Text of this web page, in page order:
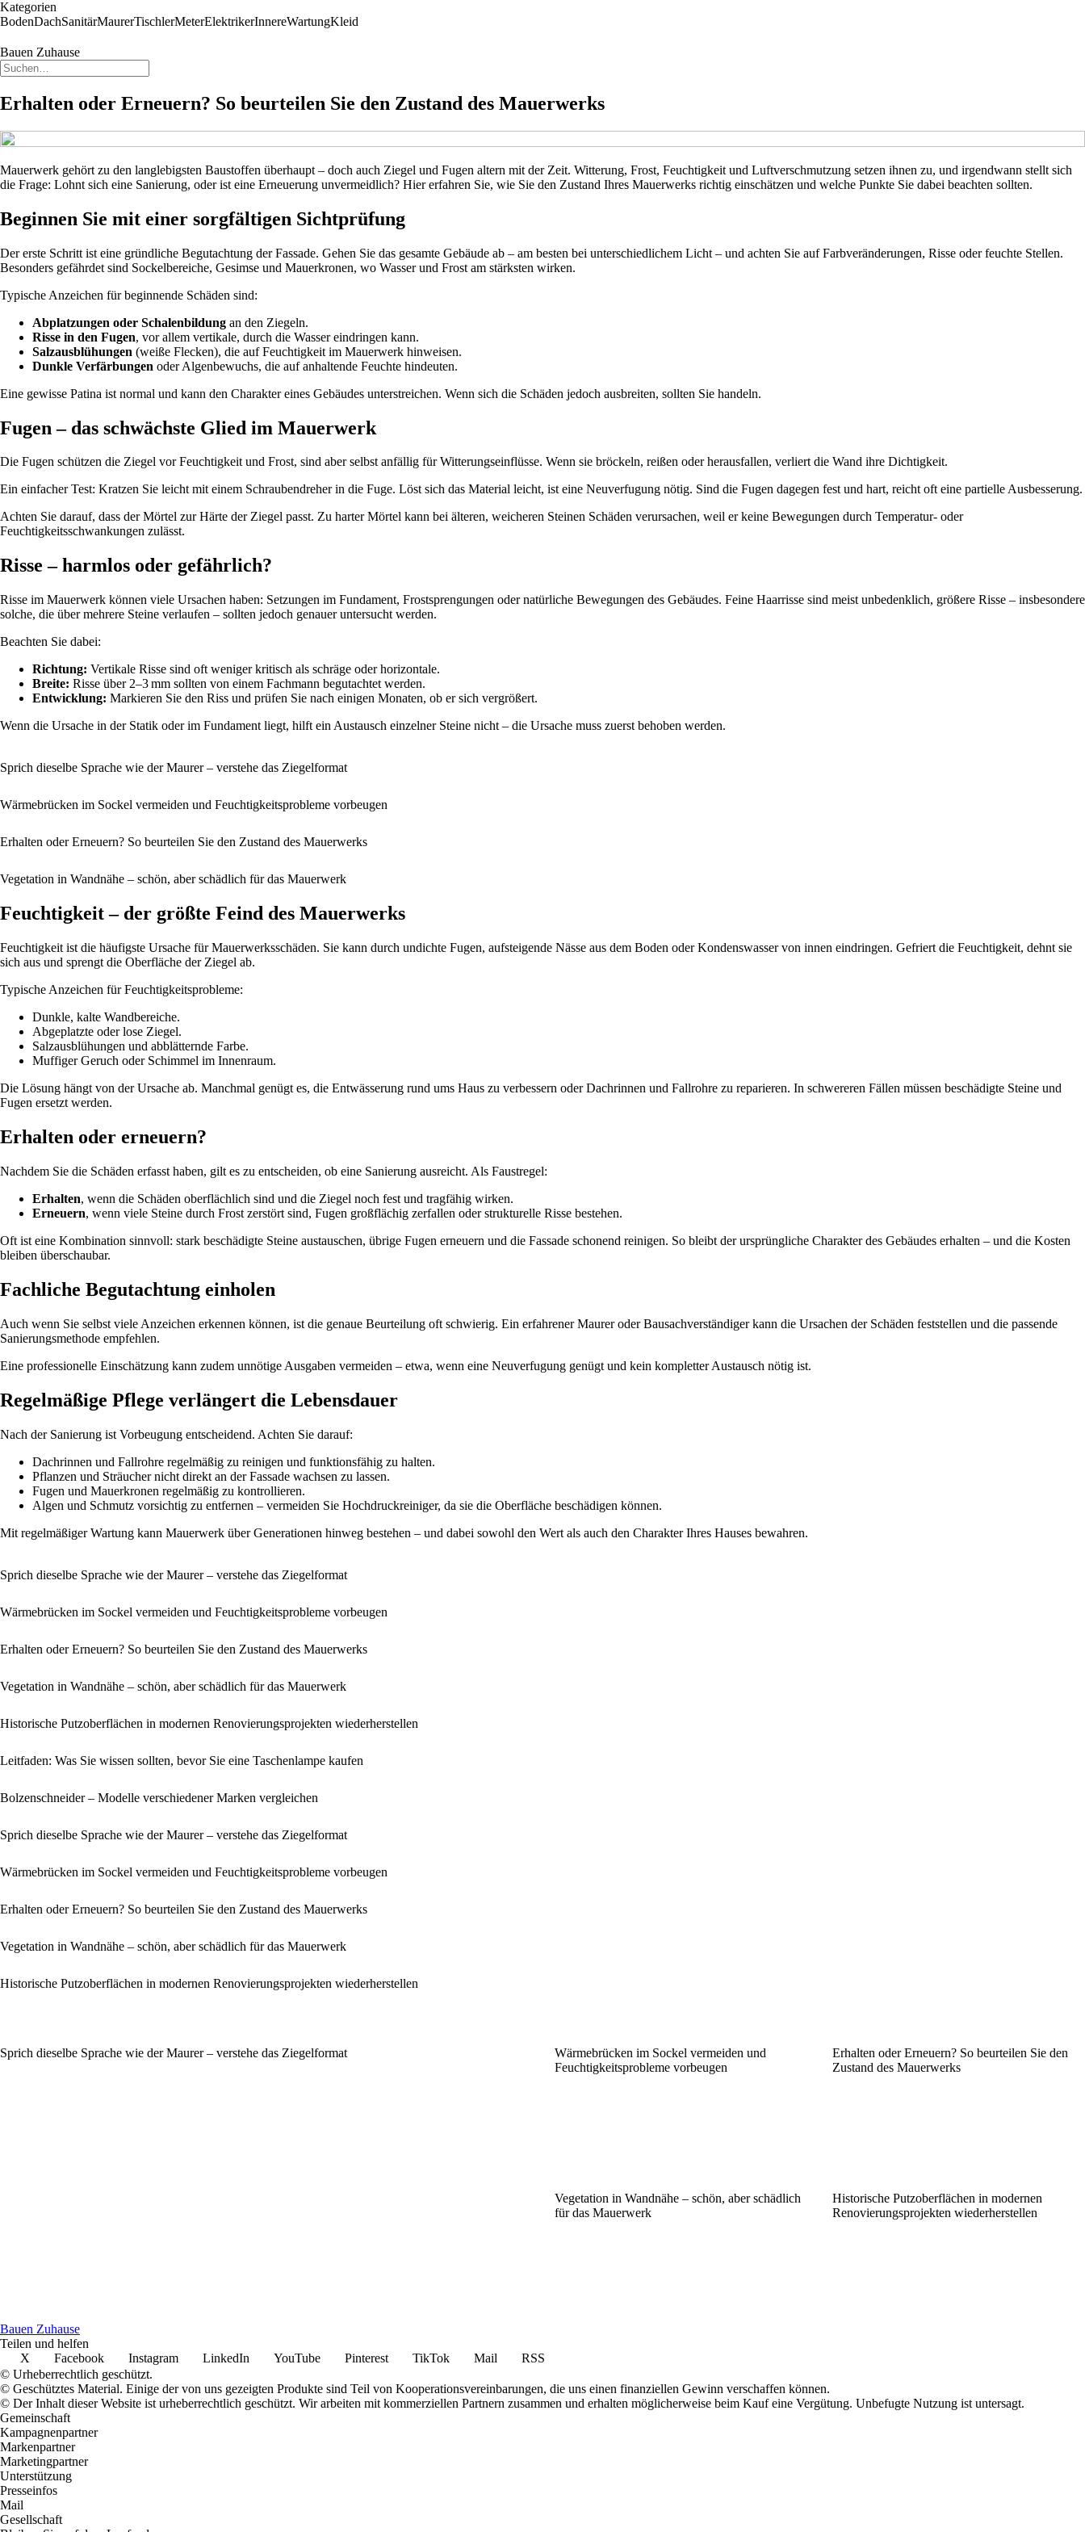
Kategorien
BodenDachSanitärMaurerTischlerMeterElektrikerInnereWartungKleid
Bauen Zuhause
Erhalten oder Erneuern? So beurteilen Sie den Zustand des Mauerwerks
Mauerwerk gehört zu den langlebigsten Baustoffen überhaupt – doch auch Ziegel und Fugen altern mit der Zeit. Witterung, Frost, Feuchtigkeit und Luftverschmutzung setzen ihnen zu, und irgendwann stellt sich
die Frage: Lohnt sich eine Sanierung, oder ist eine Erneuerung unvermeidlich? Hier erfahren Sie, wie Sie den Zustand Ihres Mauerwerks richtig einschätzen und welche Punkte Sie dabei beachten sollten.
Beginnen Sie mit einer sorgfältigen Sichtprüfung
Der erste Schritt ist eine gründliche Begutachtung der Fassade. Gehen Sie das gesamte Gebäude ab – am besten bei unterschiedlichem Licht – und achten Sie auf Farbveränderungen, Risse oder feuchte Stellen.
Besonders gefährdet sind Sockelbereiche, Gesimse und Mauerkronen, wo Wasser und Frost am stärksten wirken.
Typische Anzeichen für beginnende Schäden sind:
Abplatzungen oder Schalenbildung an den Ziegeln.
Risse in den Fugen, vor allem vertikale, durch die Wasser eindringen kann.
Salzausblühungen (weiße Flecken), die auf Feuchtigkeit im Mauerwerk hinweisen.
Dunkle Verfärbungen oder Algenbewuchs, die auf anhaltende Feuchte hindeuten.
Eine gewisse Patina ist normal und kann den Charakter eines Gebäudes unterstreichen. Wenn sich die Schäden jedoch ausbreiten, sollten Sie handeln.
Fugen – das schwächste Glied im Mauerwerk
Die Fugen schützen die Ziegel vor Feuchtigkeit und Frost, sind aber selbst anfällig für Witterungseinflüsse. Wenn sie bröckeln, reißen oder herausfallen, verliert die Wand ihre Dichtigkeit.
Ein einfacher Test: Kratzen Sie leicht mit einem Schraubendreher in die Fuge. Löst sich das Material leicht, ist eine Neuverfugung nötig. Sind die Fugen dagegen fest und hart, reicht oft eine partielle Ausbesserung.
Achten Sie darauf, dass der Mörtel zur Härte der Ziegel passt. Zu harter Mörtel kann bei älteren, weicheren Steinen Schäden verursachen, weil er keine Bewegungen durch Temperatur- oder
Feuchtigkeitsschwankungen zulässt.
Risse – harmlos oder gefährlich?
Risse im Mauerwerk können viele Ursachen haben: Setzungen im Fundament, Frostsprengungen oder natürliche Bewegungen des Gebäudes. Feine Haarrisse sind meist unbedenklich, größere Risse – insbesondere
solche, die über mehrere Steine verlaufen – sollten jedoch genauer untersucht werden.
Beachten Sie dabei:
Richtung: Vertikale Risse sind oft weniger kritisch als schräge oder horizontale.
Breite: Risse über 2–3 mm sollten von einem Fachmann begutachtet werden.
Entwicklung: Markieren Sie den Riss und prüfen Sie nach einigen Monaten, ob er sich vergrößert.
Wenn die Ursache in der Statik oder im Fundament liegt, hilft ein Austausch einzelner Steine nicht – die Ursache muss zuerst behoben werden.
Sprich dieselbe Sprache wie der Maurer – verstehe das Ziegelformat
Wärmebrücken im Sockel vermeiden und Feuchtigkeitsprobleme vorbeugen
Erhalten oder Erneuern? So beurteilen Sie den Zustand des Mauerwerks
Vegetation in Wandnähe – schön, aber schädlich für das Mauerwerk
Feuchtigkeit – der größte Feind des Mauerwerks
Feuchtigkeit ist die häufigste Ursache für Mauerwerksschäden. Sie kann durch undichte Fugen, aufsteigende Nässe aus dem Boden oder Kondenswasser von innen eindringen. Gefriert die Feuchtigkeit, dehnt sie
sich aus und sprengt die Oberfläche der Ziegel ab.
Typische Anzeichen für Feuchtigkeitsprobleme:
Dunkle, kalte Wandbereiche.
Abgeplatzte oder lose Ziegel.
Salzausblühungen und abblätternde Farbe.
Muffiger Geruch oder Schimmel im Innenraum.
Die Lösung hängt von der Ursache ab. Manchmal genügt es, die Entwässerung rund ums Haus zu verbessern oder Dachrinnen und Fallrohre zu reparieren. In schwereren Fällen müssen beschädigte Steine und
Fugen ersetzt werden.
Erhalten oder erneuern?
Nachdem Sie die Schäden erfasst haben, gilt es zu entscheiden, ob eine Sanierung ausreicht. Als Faustregel:
Erhalten, wenn die Schäden oberflächlich sind und die Ziegel noch fest und tragfähig wirken.
Erneuern, wenn viele Steine durch Frost zerstört sind, Fugen großflächig zerfallen oder strukturelle Risse bestehen.
Oft ist eine Kombination sinnvoll: stark beschädigte Steine austauschen, übrige Fugen erneuern und die Fassade schonend reinigen. So bleibt der ursprüngliche Charakter des Gebäudes erhalten – und die Kosten
bleiben überschaubar.
Fachliche Begutachtung einholen
Auch wenn Sie selbst viele Anzeichen erkennen können, ist die genaue Beurteilung oft schwierig. Ein erfahrener Maurer oder Bausachverständiger kann die Ursachen der Schäden feststellen und die passende
Sanierungsmethode empfehlen.
Eine professionelle Einschätzung kann zudem unnötige Ausgaben vermeiden – etwa, wenn eine Neuverfugung genügt und kein kompletter Austausch nötig ist.
Regelmäßige Pflege verlängert die Lebensdauer
Nach der Sanierung ist Vorbeugung entscheidend. Achten Sie darauf:
Dachrinnen und Fallrohre regelmäßig zu reinigen und funktionsfähig zu halten.
Pflanzen und Sträucher nicht direkt an der Fassade wachsen zu lassen.
Fugen und Mauerkronen regelmäßig zu kontrollieren.
Algen und Schmutz vorsichtig zu entfernen – vermeiden Sie Hochdruckreiniger, da sie die Oberfläche beschädigen können.
Mit regelmäßiger Wartung kann Mauerwerk über Generationen hinweg bestehen – und dabei sowohl den Wert als auch den Charakter Ihres Hauses bewahren.
Sprich dieselbe Sprache wie der Maurer – verstehe das Ziegelformat
Wärmebrücken im Sockel vermeiden und Feuchtigkeitsprobleme vorbeugen
Erhalten oder Erneuern? So beurteilen Sie den Zustand des Mauerwerks
Vegetation in Wandnähe – schön, aber schädlich für das Mauerwerk
Historische Putzoberflächen in modernen Renovierungsprojekten wiederherstellen
Leitfaden: Was Sie wissen sollten, bevor Sie eine Taschenlampe kaufen
Bolzenschneider – Modelle verschiedener Marken vergleichen
Sprich dieselbe Sprache wie der Maurer – verstehe das Ziegelformat
Wärmebrücken im Sockel vermeiden und Feuchtigkeitsprobleme vorbeugen
Erhalten oder Erneuern? So beurteilen Sie den Zustand des Mauerwerks
Vegetation in Wandnähe – schön, aber schädlich für das Mauerwerk
Historische Putzoberflächen in modernen Renovierungsprojekten wiederherstellen
Sprich dieselbe Sprache wie der Maurer – verstehe das Ziegelformat
Wärmebrücken im Sockel vermeiden und
Feuchtigkeitsprobleme vorbeugen
Erhalten oder Erneuern? So beurteilen Sie den
Zustand des Mauerwerks
Vegetation in Wandnähe – schön, aber schädlich
für das Mauerwerk
Historische Putzoberflächen in modernen
Renovierungsprojekten wiederherstellen
Bauen Zuhause
Teilen und helfen
X
Facebook Instagram LinkedIn YouTube Pinterest TikTok Mail
RSS
© Urheberrechtlich geschützt.
© Geschütztes Material. Einige der von uns gezeigten Produkte sind Teil von Kooperationsvereinbarungen, die uns einen finanziellen Gewinn verschaffen können.
© Der Inhalt dieser Website ist urheberrechtlich geschützt. Wir arbeiten mit kommerziellen Partnern zusammen und erhalten möglicherweise beim Kauf eine Vergütung. Unbefugte Nutzung ist untersagt.
Gemeinschaft
Kampagnenpartner
Markenpartner
Marketingpartner
Unterstützung
Presseinfos
Mail
Gesellschaft